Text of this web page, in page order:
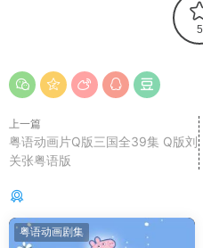
5
上一篇
粤语动画片Q版三国全39集 Q版刘
关张粤语版
粤语动画剧集